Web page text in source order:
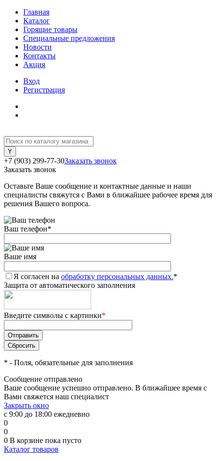
Главная
Каталог
Горящие товары
Специальные предложения
Новости
Контакты
Акция
Вход
Регистрация
+7 (903) 299-77-30Заказать звонок
Заказать звонок
Оставьте Ваше сообщение и контактные данные и наши
специалисты свяжутся с Вами в ближайшее рабочее время для
решения Вашего вопроса.
Ваш телефон*
Ваше имя
Я согласен на обработку персональных данных.*
Защита от автоматического заполнения
Введите символы с картинки*
* - Поля, обязательные для заполнения
Сообщение отправлено
Ваше сообщение успешно отправлено. В ближайшее время с
Вами свяжется наш специалист
Закрыть окно
с 9:00 до 18:00 ежедневно
0
0
0 В корзине пока пусто
Каталог товаров